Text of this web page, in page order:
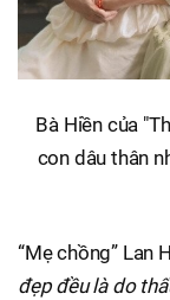
Bà Hiền của
con dâu thân
“Mẹ chồng” Lan
đẹp đều là do